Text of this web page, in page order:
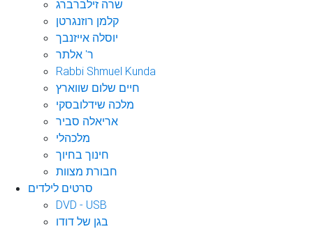
שרה זילברברג
קלמן רוזנגרטן
יוסלה אייזנבך
ר' אלתר
Rabbi Shmuel Kunda
חיים שלום שווארץ
מלכה שידלובסקי
אריאלה סביר
מלכהלי
חינוך בחיוך
חבורת מצוות
סרטים לילדים
DVD - USB
בגן של דודו